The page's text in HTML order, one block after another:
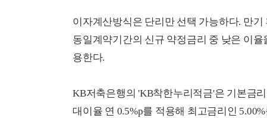
이자계산방식은 단리만 선택 가능하다. 만
동일계약기간의 신규 약정금리 중 낮은 이
용한다.
KB저축은행의 'KB착한누리적금'은 기본금
대이율 연 0.5%p를 적용해 최고금리인